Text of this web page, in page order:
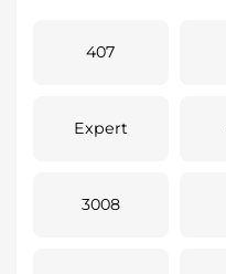
407
Expert
3008